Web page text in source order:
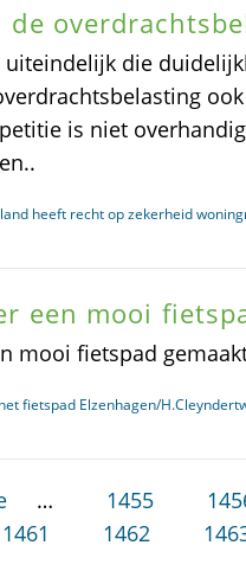
de
uiteindelijk die
is niet
heeft recht op zekerheid
een mooi
mooi fietspad
fietspad Elzenhagen/
… 1455
1461 1462